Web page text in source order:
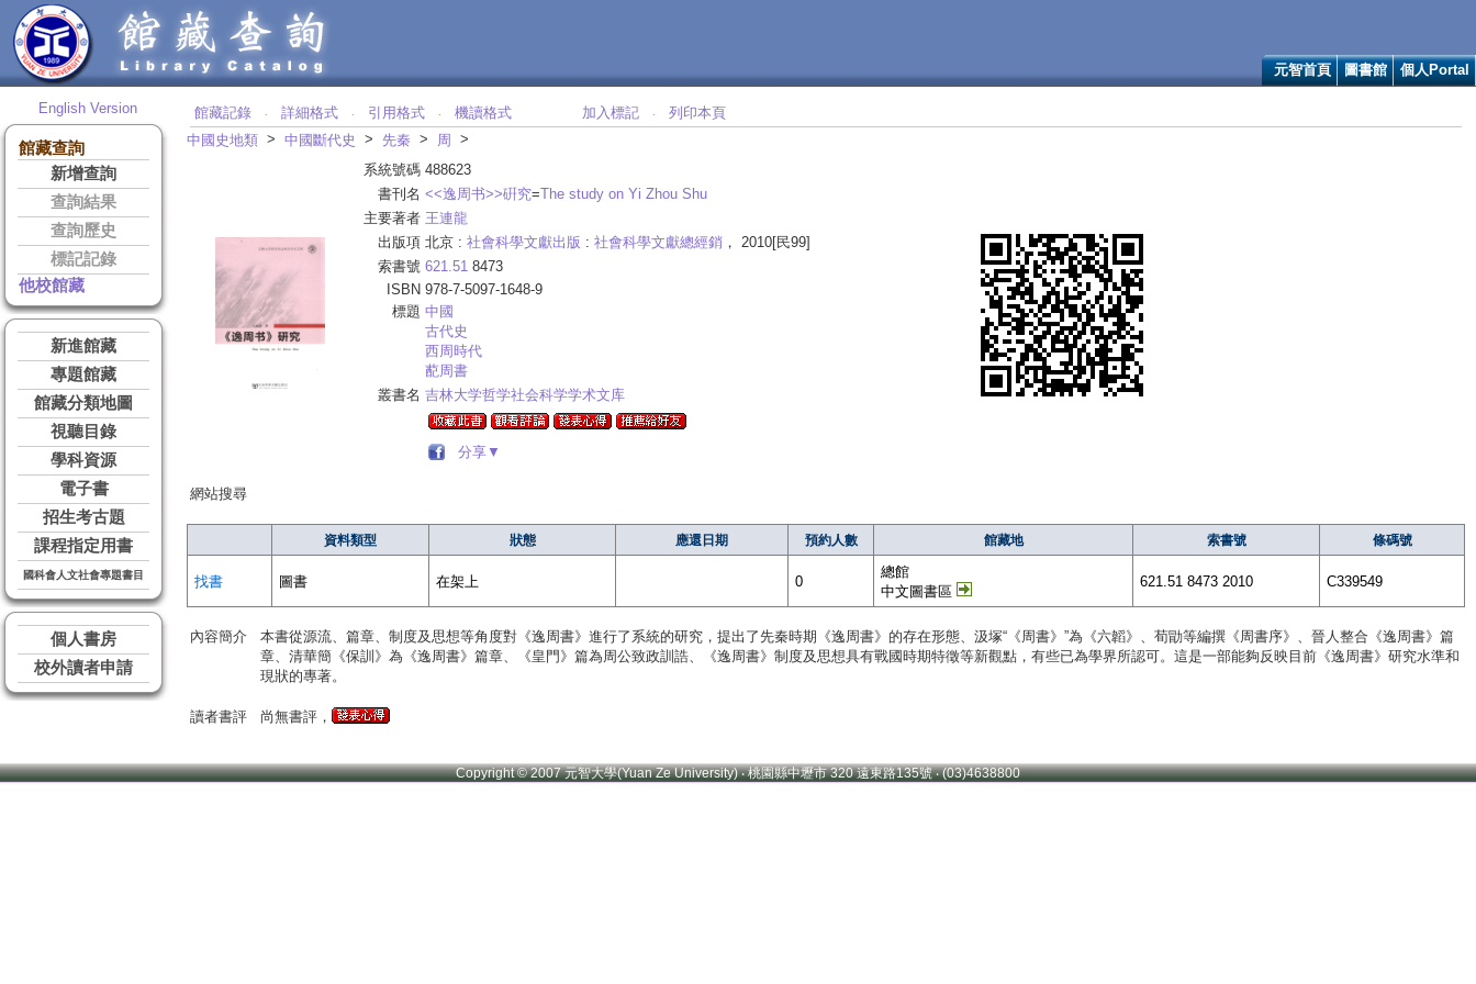
元智首頁 圖書館 個人Portal
English Version
館藏查詢
新增查詢
查詢結果
查詢歷史
標記記錄
他校館藏
新進館藏
專題館藏
館藏分類地圖
視聽目錄
學科資源
電子書
招生考古題
課程指定用書
國科會人文社會專題書目
個人書房
校外讀者申請
館藏記錄 ‧ 詳細格式 ‧ 引用格式 ‧ 機讀格式 加入標記 ‧
列印本頁
中國史地類 > 中國斷代史 > 先秦 > 周
>
系統號碼 488623
書刊名 <<逸周书>>硏究=The study on Yi Zhou Shu
主要著者 王連龍
出版項 北京 : 社會科學文獻出版 : 社會科學文獻總經銷 ， 2010[民99]
索書號 621.51 8473
ISBN 978-7-5097-1648-9
標題 中國
古代史
西周時代
蓜周書
叢書名 吉林大学哲学社会科学学术文库
分享▼
網站搜尋
資料類型 狀態 應還日期 預約人數 館藏地 索書號 條碼號
找書 圖書 在架上 0
總館
中文圖書區
621.51 8473 2010 C339549
內容簡介
本書從源流、篇章、制度及思想等角度對《逸周書》進行了系統的研究，提出了先秦時期《逸周書》的存在形態、汲塚“《周書》”為《六韜》、荀勖等編撰《周書序》、晉人整合《逸周書》篇
章、清華簡《保訓》為《逸周書》篇章、《皇門》篇為周公致政訓誥、《逸周書》制度及思想具有戰國時期特徵等新觀點，有些已為學界所認可。這是一部能夠反映目前《逸周書》研究水準和
現狀的專著。
讀者書評 尚無書評，
Copyright © 2007 元智大學(Yuan Ze University) ‧ 桃園縣中壢市 320 遠東路135號 ‧ (03)4638800